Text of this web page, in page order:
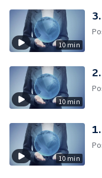
10 min
10 min
10 min